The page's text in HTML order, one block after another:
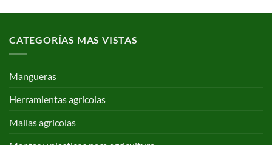
CATEGORÍAS MAS VISTAS
Mangueras
Herramientas agricolas
Mallas agricolas